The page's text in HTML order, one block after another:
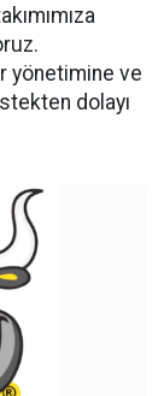
yönetimine ve
dolayı